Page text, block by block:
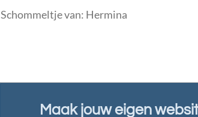
Schommeltje van: Hermina
Maak jouw eigen